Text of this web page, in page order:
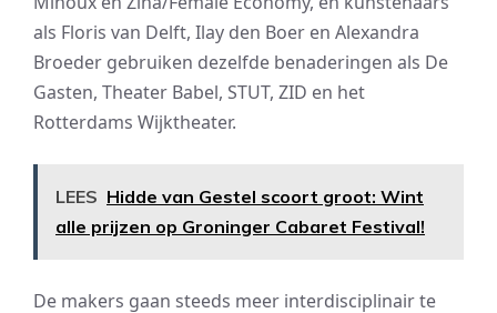
als Floris van Delft, Ilay den Boer en Alexandra
Broeder gebruiken dezelfde benaderingen als De
Gasten, Theater Babel, STUT, ZID en het
Rotterdams Wijktheater.
LEES Hidde van Gestel scoort groot: Wint
alle prijzen op Groninger Cabaret Festival!
De makers gaan steeds meer interdisciplinair te